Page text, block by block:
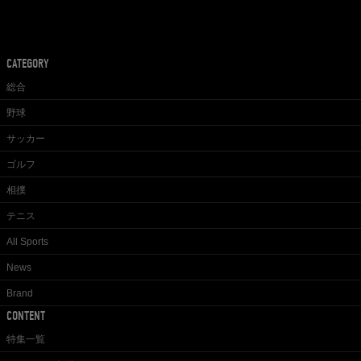
CATEGORY
総合
野球
サッカー
ゴルフ
相撲
テニス
All Sports
News
Brand
CONTENT
特集一覧